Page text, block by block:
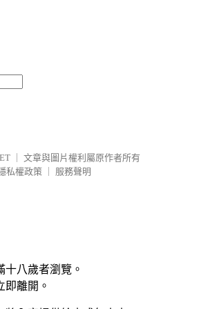
文章與圖片權利屬原作者所有
私權政策
服務聲明
八歲者瀏覽。
即離開。